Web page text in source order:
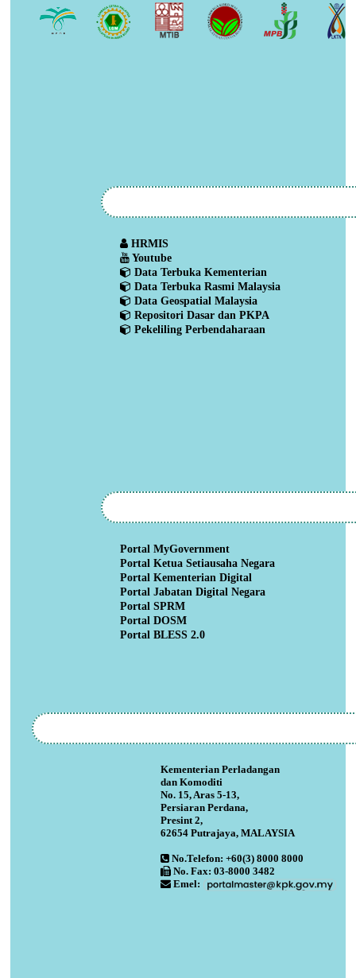
HRMIS
Youtube
Data Terbuka Kementerian
Data Terbuka Rasmi Malaysia
Data Geospatial Malaysia
Repositori Dasar dan PKPA
Pekeliling Perbendaharaan
Portal MyGovernment
Portal Ketua Setiausaha Negara
Portal Kementerian Digital
Portal Jabatan Digital Negara
Portal SPRM
Portal DOSM
Portal BLESS 2.0
Kementerian Perladangan
dan Komoditi
No. 15, Aras 5-13,
Persiaran Perdana,
Presint 2,
62654 Putrajaya, MALAYSIA
No.Telefon: +60(3) 8000 8000
No. Fax: 03-8000 3482
Emel: